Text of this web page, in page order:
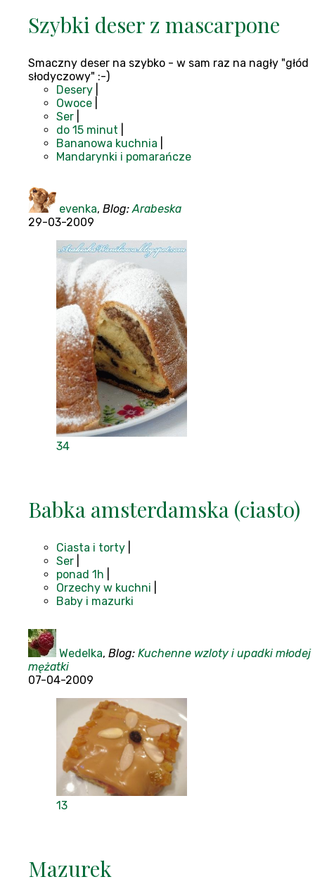
Szybki deser z mascarpone
Smaczny deser na szybko - w sam raz na nagły "głód
słodyczowy" :-)
Desery
Owoce
Ser
do 15 minut
Bananowa kuchnia
Mandarynki i pomarańcze
evenka, Blog: Arabeska
29-03-2009
34
Babka amsterdamska (ciasto)
Ciasta i torty
Ser
ponad 1h
Orzechy w kuchni
Baby i mazurki
Wedelka, Blog: Kuchenne wzloty i upadki młodej
mężatki
07-04-2009
13
Mazurek